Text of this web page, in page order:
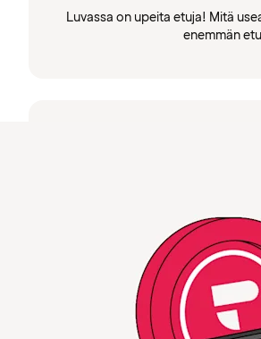
Luvassa on upeita etuja! Mitä
enemmän